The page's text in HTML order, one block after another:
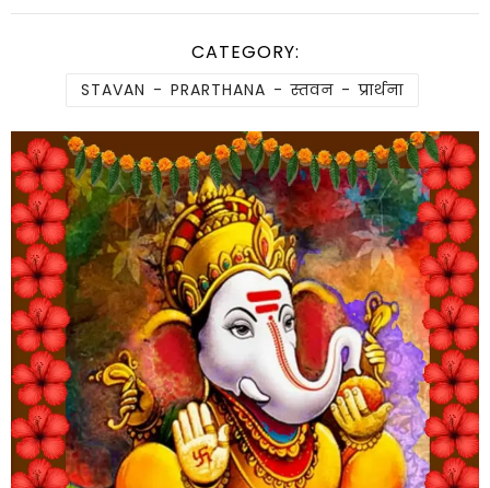
CATEGORY:
STAVAN - PRARTHANA - स्तवन - प्रार्थना